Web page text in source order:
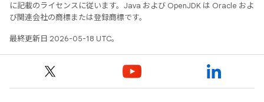
に記載のライセンスに従います。Java および OpenJDK は Oracle およ
び関連会社の商標または登録商標です。
最終更新日 2026-05-18 UTC。